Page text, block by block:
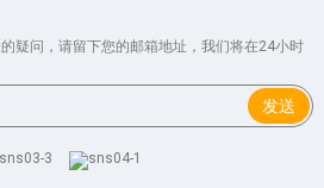
疑问，请留下您的邮箱地址，我们将在24小时
发送